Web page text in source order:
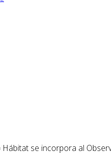
se incorpora al